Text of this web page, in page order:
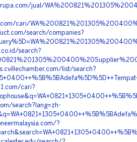
jual/
cari/
search/companies?
search?
list/search?
cari?
search?lang=zh-
?